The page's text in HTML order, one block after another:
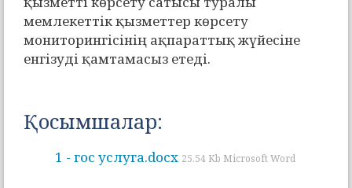
мемлекеттік қызметтер көрсету
мониторингісінің ақпараттық жүйесіне
енгізуді қамтамасыз етеді.
Қосымшалар:
1 - гос услуга.docx 25.54 Kb Microsoft Word